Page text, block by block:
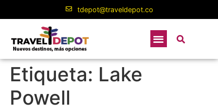
tdepot@traveldepot.co
Etiqueta: Lake
Powell